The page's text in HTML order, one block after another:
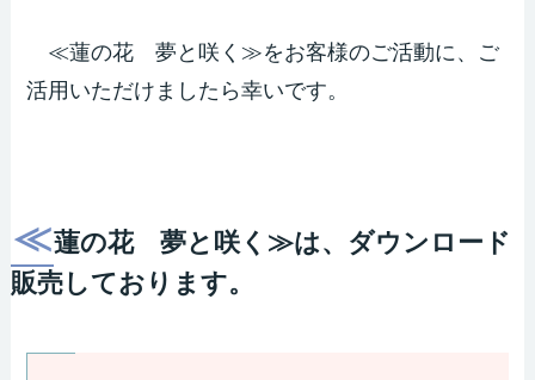
≪蓮の花 夢と咲く≫をお客様のご活動に、ご
活用いただけましたら幸いです。
≪蓮の花 夢と咲く≫は、ダウンロード
販売しております。